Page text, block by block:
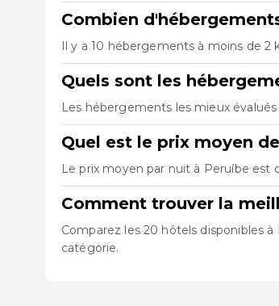
Combien
Il y a 10 hébergements à moins de
Quels sont les
Les hébergements les mieux
Quel est le prix moyen
Le prix moyen par nuit à Peruíbe est
Comment trouver la
Comparez les 20 hôtels disponibles
catégorie.